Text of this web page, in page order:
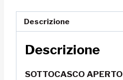
quantità
Descrizione
Descrizione
SOTTOCASCO APERTO